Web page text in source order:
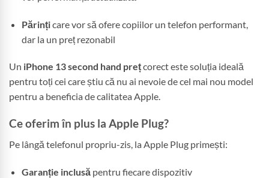
Părințicare vor să ofere copiilor un telefon performant,
dar la un preț rezonabil
Un iPhone 13 second hand prețcorect este soluția ideală
pentru toți cei care știu că nu ai nevoie de cel mai nou model
pentru a beneficia de calitatea Apple.
Ce oferim în plus la Apple Plug?
Pe lângă telefonul propriu-zis, la Apple Plug primești:
Garanție inclusă pentru fiecare dispozitiv